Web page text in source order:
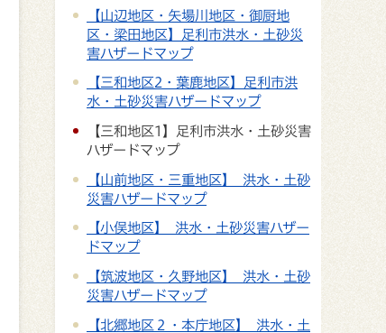
【山辺地区・矢場川地区・御厨地
区・梁田地区】足利市洪水・土砂災
害ハザードマップ
【三和地区2・葉鹿地区】足利市洪
水・土砂災害ハザードマップ
【三和地区1】足利市洪水・土砂災害
ハザードマップ
【山前地区・三重地区】 洪水・土砂
災害ハザードマップ
【小俣地区】 洪水・土砂災害ハザー
ドマップ
【筑波地区・久野地区】 洪水・土砂
災害ハザードマップ
【北郷地区２・本庁地区】 洪水・土